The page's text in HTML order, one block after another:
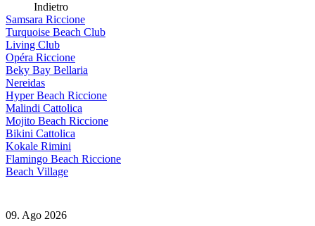
Indietro
Samsara Riccione
Turquoise Beach Club
Living Club
Opéra Riccione
Beky Bay Bellaria
Nereidas
Hyper Beach Riccione
Malindi Cattolica
Mojito Beach Riccione
Bikini Cattolica
Kokale Rimini
Flamingo Beach Riccione
Beach Village
09. Ago 2026